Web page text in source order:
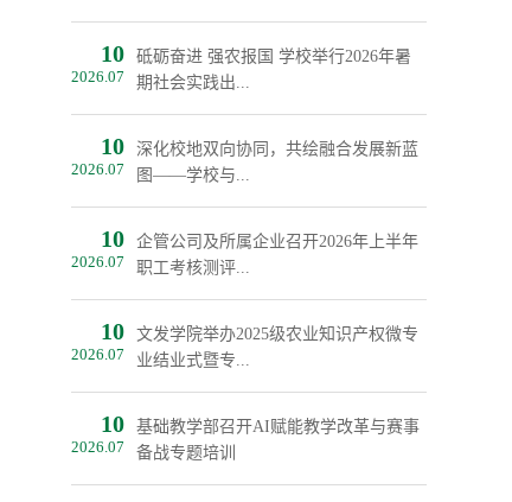
10
2026.07
砥砺奋进 强农报国 学校举行2026年暑
期社会实践出...
10
2026.07
深化校地双向协同，共绘融合发展新蓝
图——学校与...
10
2026.07
企管公司及所属企业召开2026年上半年
职工考核测评...
10
2026.07
文发学院举办2025级农业知识产权微专
业结业式暨专...
10
2026.07
基础教学部召开AI赋能教学改革与赛事
备战专题培训